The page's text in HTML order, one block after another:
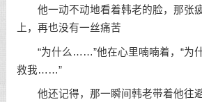
他一动不动地看着韩老的脸，那张
上，再也没有一丝痛苦
“为什么……”他在心里喃喃着，“为
救我……”
他还记得，那一瞬间韩老带着他往